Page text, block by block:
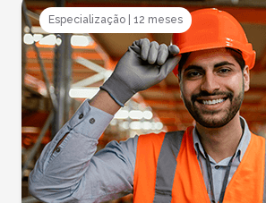
Especialização |12 meses